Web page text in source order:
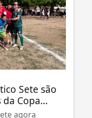
Sete são
Copa...
agora